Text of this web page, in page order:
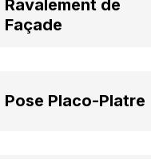
Ravalement de
Façade
Pose Placo-Platre